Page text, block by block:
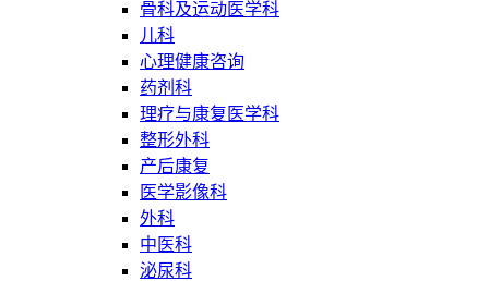
骨科及运动医学科
儿科
心理健康咨询
药剂科
理疗与康复医学科
整形外科
产后康复
医学影像科
外科
中医科
泌尿科